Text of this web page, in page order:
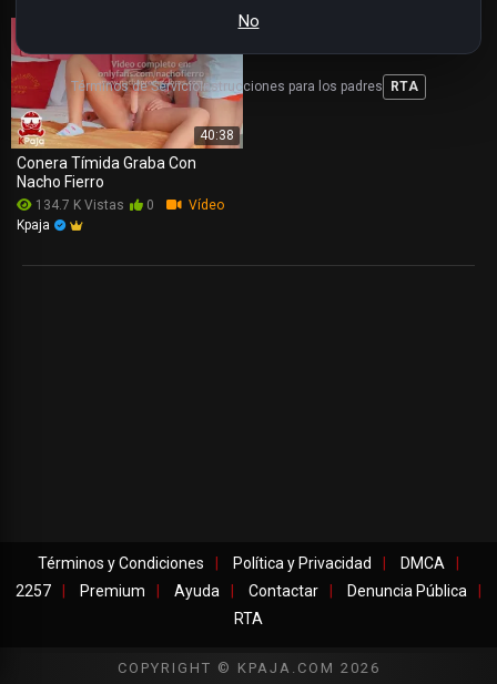
40:38
Conera Tímida Graba Con
Nacho Fierro
134.7 K Vistas 0
Vídeo
Kpaja
Términos y Condiciones Política y Privacidad
DMCA
2257
Premium Ayuda Contactar
Denuncia Pública
RTA
COPYRIGHT © KPAJA.COM 2026
No
Términos de ServicioInstrucciones para los padres RTA